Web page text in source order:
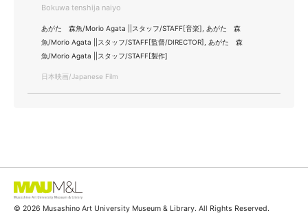
Bokuwa tenshija naiyo
あがた 森魚/Morio Agata ||スタッフ/STAFF[音楽], あがた 森
魚/Morio Agata ||スタッフ/STAFF[監督/DIRECTOR], あがた 森
魚/Morio Agata ||スタッフ/STAFF[製作]
日本映画/Japanese Film
© 2026 Musashino Art University Museum & Library. All Rights Reserved.